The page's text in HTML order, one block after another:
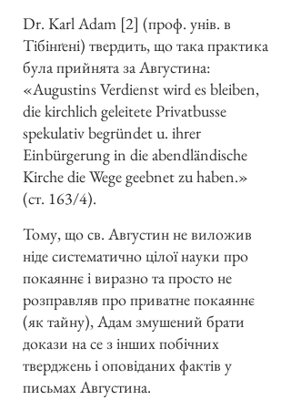
Dr. Karl Adam [2] (проф. унів. в
Тібінґені) твердить, що така практика
була прийнята за Августина:
«Augustins Verdienst wird es bleiben,
die kirchlich geleitete Privatbusse
spekulativ begründet u. ihrer
Einbürgerung in die abendländische
Kirche die Wege geebnet zu haben.»
(ст. 163/4).
Тому, що св. Августин не виложив
ніде систематично цілої науки про
покаяннє і виразно та просто не
розправляв про приватне покаяннє
(як тайну), Адам змушений брати
докази на се з інших побічних
тверджень і оповіданих фактів у
письмах Августина.